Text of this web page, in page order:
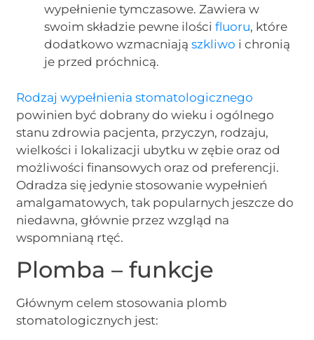
wypełnienie tymczasowe. Zawiera w
swoim składzie pewne ilościfluoru, które
dodatkowo wzmacniająszkliwo i chronią
je przed próchnicą.
Rodzaj wypełnienia stomatologicznego
powinien być dobrany do wieku i ogólnego
stanu zdrowia pacjenta, przyczyn, rodzaju,
wielkości i lokalizacji ubytku w zębie oraz od
możliwości finansowych oraz od preferencji.
Odradza się jedynie stosowanie wypełnień
amalgamatowych, tak popularnych jeszcze do
niedawna, głównie przez wzgląd na
wspomnianą rtęć.
Plomba – funkcje
Głównym celem stosowania plomb
stomatologicznych jest: